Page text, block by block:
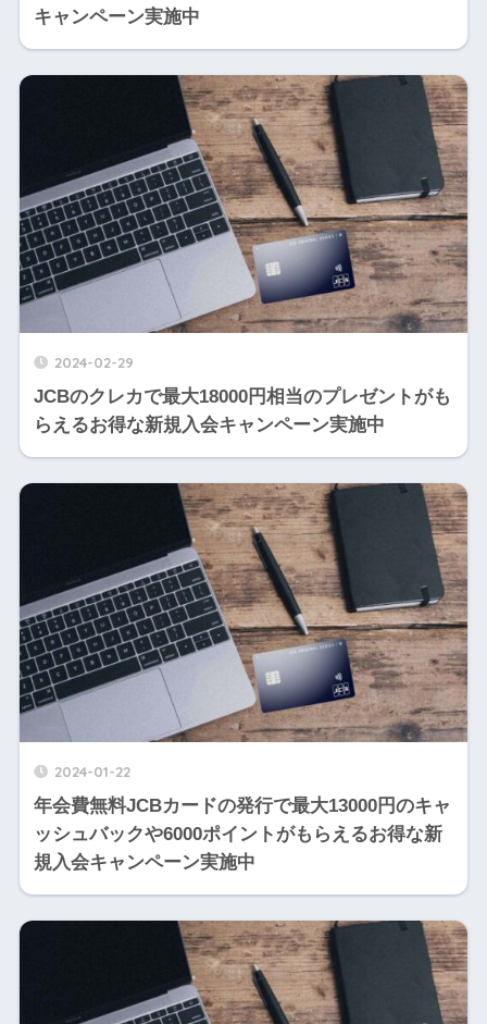
キャンペーン実施中
2024-02-29
JCBのクレカで最大18000円相当のプレゼントがも
らえるお得な新規入会キャンペーン実施中
2024-01-22
年会費無料JCBカードの発行で最大13000円のキャ
ッシュバックや6000ポイントがもらえるお得な新
規入会キャンペーン実施中